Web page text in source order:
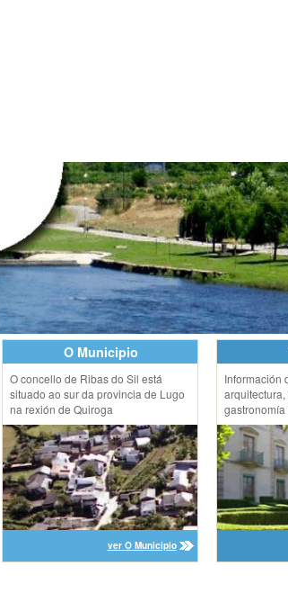
O Municipio
O concello de Ribas do Sil está
situado ao sur da provincia de Lugo
na rexión de Quiroga
ver O Municipio
Información